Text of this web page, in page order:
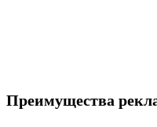
Преимущества